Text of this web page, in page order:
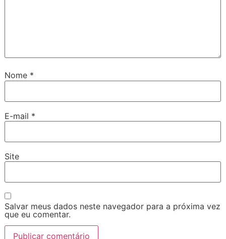
Nome *
E-mail *
Site
Salvar meus dados neste navegador para a próxima vez
que eu comentar.